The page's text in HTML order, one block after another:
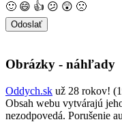
🙂 😄 👍 😕 😲 🙁
Obrázky - náhľady
Oddych.sk už 28 rokov!
Obsah webu vytvárajú
nezodpovedá. Porušenie